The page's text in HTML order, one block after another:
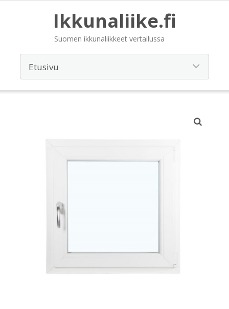
Ikkunaliike.fi
Suomen ikkunaliikkeet vertailussa